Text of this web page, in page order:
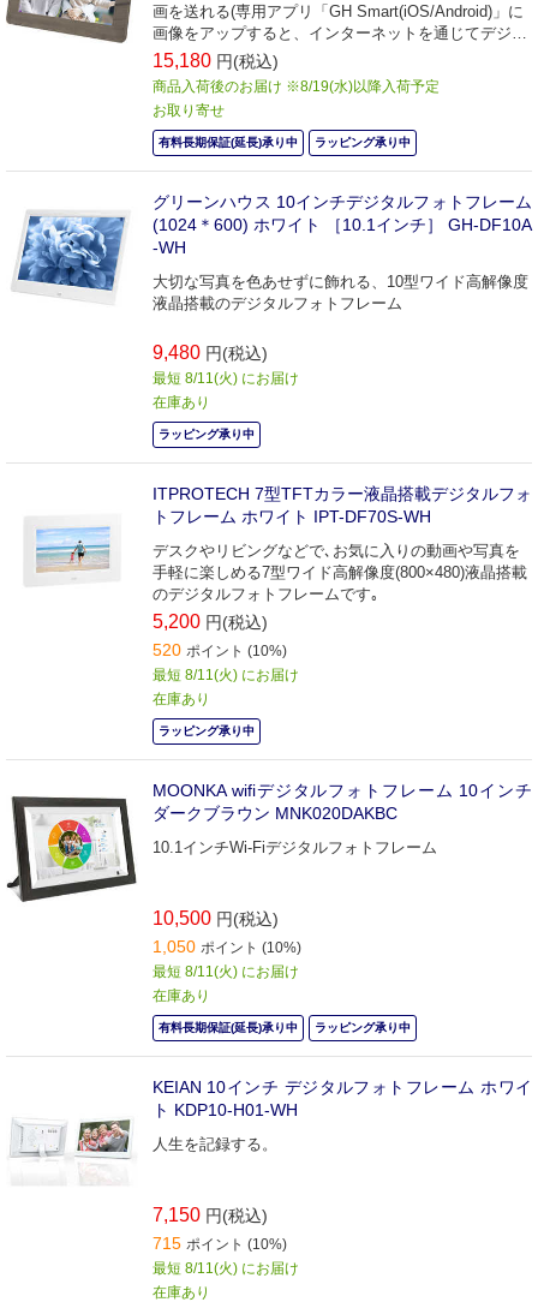
画を送れる(専用アプリ「GH Smart(iOS/Android)」に
画像をアップすると、インターネットを通じてデジタ
ルフォトフレームに画像が表示されます。)
15,180 円(税込)
商品入荷後のお届け ※8/19(水)以降入荷予定
お取り寄せ
有料長期保証(延長)承り中 ラッピング承り中
グリーンハウス 10インチデジタルフォトフレーム
(1024＊600) ホワイト ［10.1インチ］ GH-DF10A
-WH
大切な写真を色あせずに飾れる、10型ワイド高解像度
液晶搭載のデジタルフォトフレーム
9,480 円(税込)
最短 8/11(火) にお届け
在庫あり
ラッピング承り中
ITPROTECH 7型TFTカラー液晶搭載デジタルフォ
トフレーム ホワイト IPT-DF70S-WH
デスクやリビングなどで､お気に入りの動画や写真を
手軽に楽しめる7型ワイド高解像度(800×480)液晶搭載
のデジタルフォトフレームです｡
5,200 円(税込)
520 ポイント (10%)
最短 8/11(火) にお届け
在庫あり
ラッピング承り中
MOONKA wifiデジタルフォトフレーム 10インチ
ダークブラウン MNK020DAKBC
10.1インチWi-Fiデジタルフォトフレーム
10,500 円(税込)
1,050 ポイント (10%)
最短 8/11(火) にお届け
在庫あり
有料長期保証(延長)承り中 ラッピング承り中
KEIAN 10インチ デジタルフォトフレーム ホワイ
ト KDP10-H01-WH
人生を記録する。
7,150 円(税込)
715 ポイント (10%)
最短 8/11(火) にお届け
在庫あり